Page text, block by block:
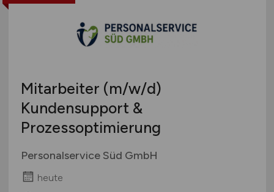
Umwelt / Natur
Unternehmensberatung / Wirtschaftsprüfung
Gewerbe allgemein
Industrie allgemein
Wirtschaft allgemein
Mitarbeiter (m/w/d)
Kundensupport &
Prozessoptimierung
Personalservice Süd GmbH
heute